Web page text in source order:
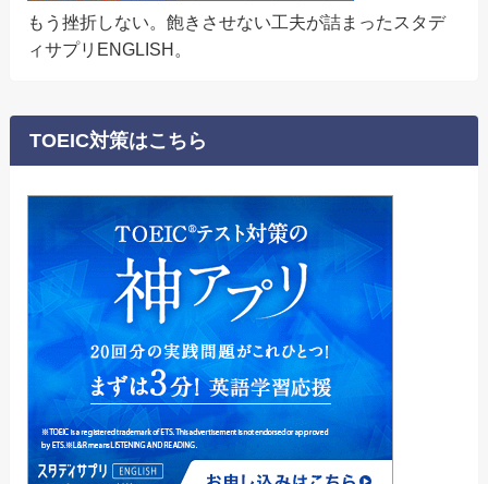
もう挫折しない。飽きさせない工夫が詰まったスタデ
ィサプリENGLISH。
TOEIC対策はこちら